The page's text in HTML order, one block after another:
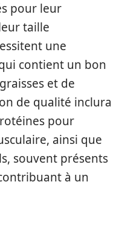
pour leur
taille
une
contient un bon
et de
de qualité inclura
pour
ainsi que
souvent présents
à un